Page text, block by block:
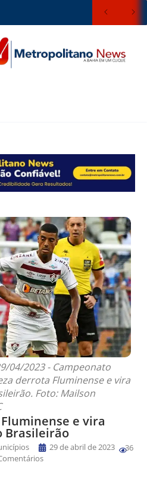
04/2023 - Campeonato
derrota Fluminense e vira
Foto: Mailson
e vira
Brasileirão
29 de abril de 2023
36